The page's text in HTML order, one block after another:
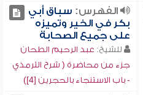
الفهرس: سباق أبي
بكر في الخير وتميزه
على جميع الصحابة
للشيخ: عبد الرحيم الطحان
جزء من محاضرة ( شرح الترمذي
- باب الاستنجاء بالحجرين [4])